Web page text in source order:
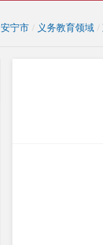
安宁市 / 义务教育领域 /